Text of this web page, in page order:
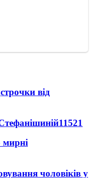
від
11521
мирні
чоловіків у